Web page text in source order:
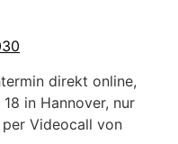
direkt online,
in Hannover, nur
Videocall von